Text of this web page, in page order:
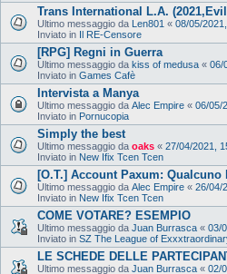
Trans International L.A.
Ultimo messaggio da Len801 « 08/05/
Inviato in Il RE-Censore
[RPG] Regni in Guerra
Ultimo messaggio da kiss of medusa « 06/
Inviato in Games Cafè
Intervista a Manya
Ultimo messaggio da Alec Empire « 06/05/
Inviato in Pornucopia
Simply the best
Ultimo messaggio da oaks « 27/04/2021,
Inviato in New Ifix Tcen Tcen
[O.T.] Account Paxum:
Ultimo messaggio da Alec Empire « 26/04/
Inviato in New Ifix Tcen Tcen
COME VOTARE? ESEMPIO
Ultimo messaggio da Juan Burrasca « 03/
Inviato in SZ The League of
LE SCHEDE DELLE
Ultimo messaggio da Juan Burrasca « 02/